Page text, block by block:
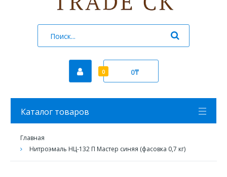
0 0₸
Каталог товаров
Главная
Нитроэмаль НЦ-132 П Мастер синяя (фасовка 0,7 кг)